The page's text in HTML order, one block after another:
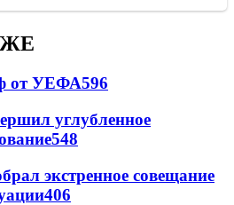
от УЕФА596
углубленное
548
экстренное совещание
406